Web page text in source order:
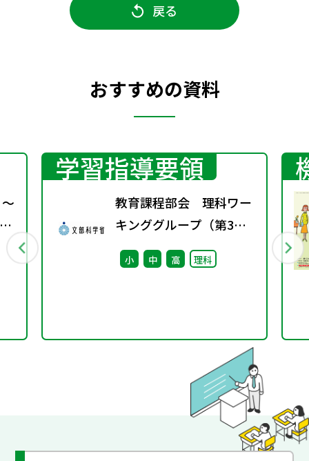
戻る
おすすめの資料
学習指導要領
教育課程部会 理科ワー
キンググループ（第3
回） 配付資料
小 中 高 理科